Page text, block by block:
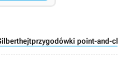
hejtprzygodówki point-and-